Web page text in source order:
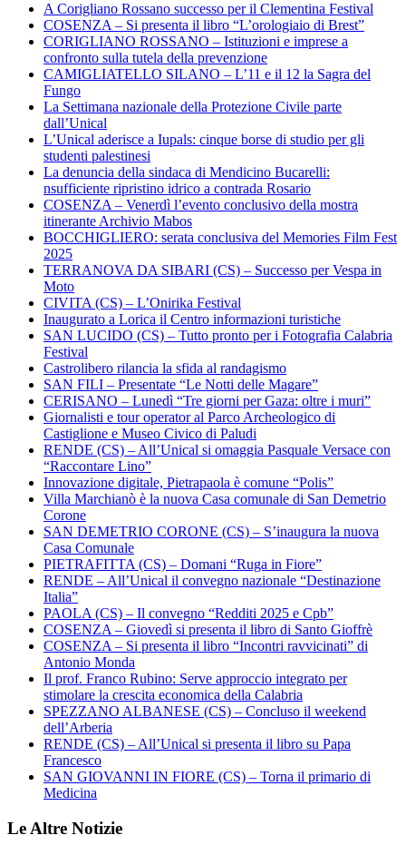
A Corigliano Rossano successo per il Clementina Festival
COSENZA – Si presenta il libro “L’orologiaio di Brest”
CORIGLIANO ROSSANO – Istituzioni e imprese a
confronto sulla tutela della prevenzione
CAMIGLIATELLO SILANO – L’11 e il 12 la Sagra del
Fungo
La Settimana nazionale della Protezione Civile parte
dall’Unical
L’Unical aderisce a Iupals: cinque borse di studio per gli
studenti palestinesi
La denuncia della sindaca di Mendicino Bucarelli:
nsufficiente ripristino idrico a contrada Rosario
COSENZA – Venerdì l’evento conclusivo della mostra
itinerante Archivio Mabos
BOCCHIGLIERO: serata conclusiva del Memories Film Fest
2025
TERRANOVA DA SIBARI (CS) – Successo per Vespa in
Moto
CIVITA (CS) – L’Onirika Festival
Inaugurato a Lorica il Centro informazioni turistiche
SAN LUCIDO (CS) – Tutto pronto per i Fotografia Calabria
Festival
Castrolibero rilancia la sfida al randagismo
SAN FILI – Presentate “Le Notti delle Magare”
CERISANO – Lunedì “Tre giorni per Gaza: oltre i muri”
Giornalisti e tour operator al Parco Archeologico di
Castiglione e Museo Civico di Paludi
RENDE (CS) – All’Unical si omaggia Pasquale Versace con
“Raccontare Lino”
Innovazione digitale, Pietrapaola è comune “Polis”
Villa Marchianò è la nuova Casa comunale di San Demetrio
Corone
SAN DEMETRIO CORONE (CS) – S’inaugura la nuova
Casa Comunale
PIETRAFITTA (CS) – Domani “Ruga in Fiore”
RENDE – All’Unical il convegno nazionale “Destinazione
Italia”
PAOLA (CS) – Il convegno “Redditi 2025 e Cpb”
COSENZA – Giovedì si presenta il libro di Santo Gioffrè
COSENZA – Si presenta il libro “Incontri ravvicinati” di
Antonio Monda
Il prof. Franco Rubino: Serve approccio integrato per
stimolare la crescita economica della Calabria
SPEZZANO ALBANESE (CS) – Concluso il weekend
dell’Arberia
RENDE (CS) – All’Unical si presenta il libro su Papa
Francesco
SAN GIOVANNI IN FIORE (CS) – Torna il primario di
Medicina
Le Altre Notizie